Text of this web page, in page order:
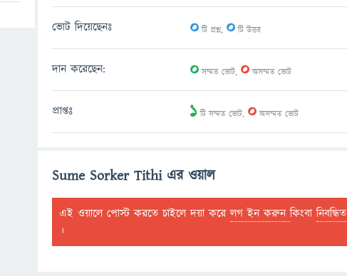
ভোট দিয়েছেনঃ 0টি প্রশ্ন, 0টি উত্তর
দান করেছেন: 0সম্মত ভোট, 0অসম্মত ভোট
প্রাপ্তঃ 1টি সম্মত ভোট, 0অসম্মত ভোট
Sume Sorker Tithi এর ওয়াল
এই ওয়ালে পোস্ট করতে চাইলে দয়া করেলগ ইন করুনকিংবা
।